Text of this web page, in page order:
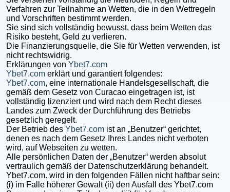
Verfahren zur Teilnahme an Wetten, die in den Wettregeln
und Vorschriften bestimmt werden.
Sie sind sich vollständig bewusst, dass beim Wetten das
Risiko besteht, Geld zu verlieren.
Die Finanzierungsquelle, die Sie für Wetten verwenden, ist
nicht rechtswidrig.
Erklärungen von Ybet7.com
Ybet7.com erklärt und garantiert folgendes:
Ybet7.com, eine internationale Handelsgesellschaft, die
gemäß dem Gesetz von Curacao eingetragen ist, ist
vollständig lizenziert und wird nach dem Recht dieses
Landes zum Zweck der Durchführung des Betriebs
gesetzlich geregelt.
Der Betrieb des Ybet7.com ist an „Benutzer“ gerichtet,
denen es nach dem Gesetz Ihres Landes nicht verboten
wird, auf Webseiten zu wetten.
Alle persönlichen Daten der „Benutzer“ werden absolut
vertraulich gemäß der Datenschutzerklärung behandelt.
Ybet7.com. wird in den folgenden Fällen nicht haftbar sein:
(i) im Falle höherer Gewalt (ii) den Ausfall des Ybet7.com